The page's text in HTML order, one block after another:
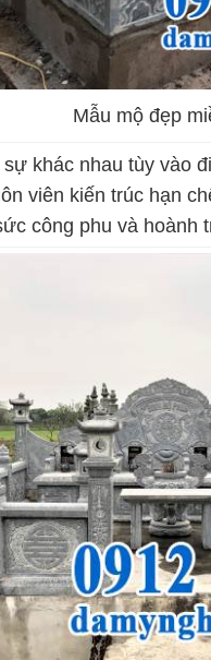
Mẫu mộ đẹp
sự khác nhau tùy vào
viên kiến trúc hạn
công phu và hoành